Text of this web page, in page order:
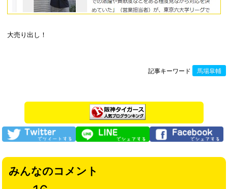
大売り出し！
記事キーワード 馬場皐輔
みんなのコメント